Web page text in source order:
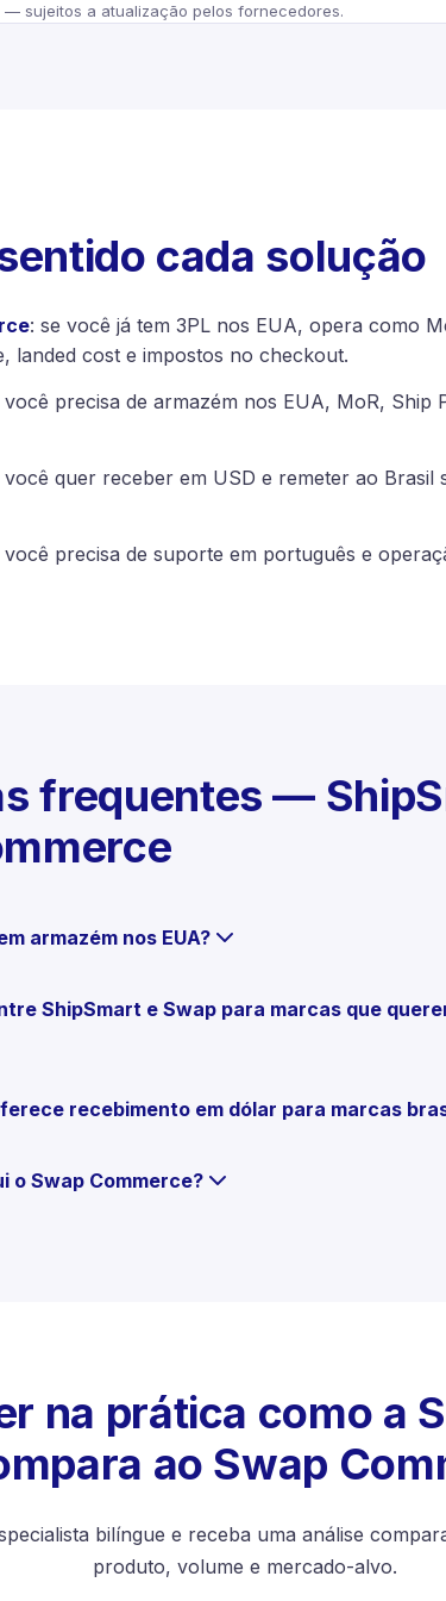
sujeitos a atualização pelos fornecedores.
cada solução
: se você já tem 3PL nos EUA, opera como
landed cost e impostos no checkout.
você precisa de armazém nos EUA, MoR, Ship
você quer receber em USD e remeter ao
você precisa de suporte em português e
frequentes —
armazém nos EUA?
ShipSmart e Swap para marcas que
recebimento em dólar para marcas
o Swap Commerce?
na prática como a
ao Swap
bilíngue e receba uma análise
produto, volume e mercado-alvo.